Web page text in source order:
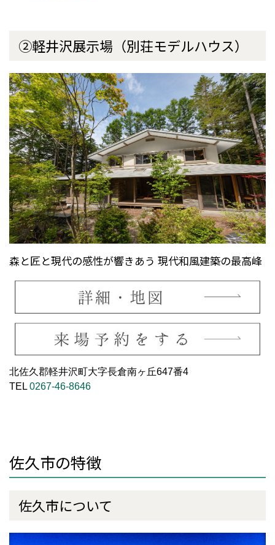
②軽井沢展示場（別荘モデルハウス）
森と匠と現代の感性が響きあう 現代和風建築の最高峰
北佐久郡軽井沢町大字長倉南ヶ丘647番4
TEL 0267-46-8646
佐久市の特徴
佐久市について